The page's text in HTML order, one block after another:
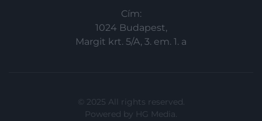
Cím:
1024 Budapest,
Margit krt. 5/A, 3. em. 1. a
© 2025 All rights reserved.
Powered by HG Media.